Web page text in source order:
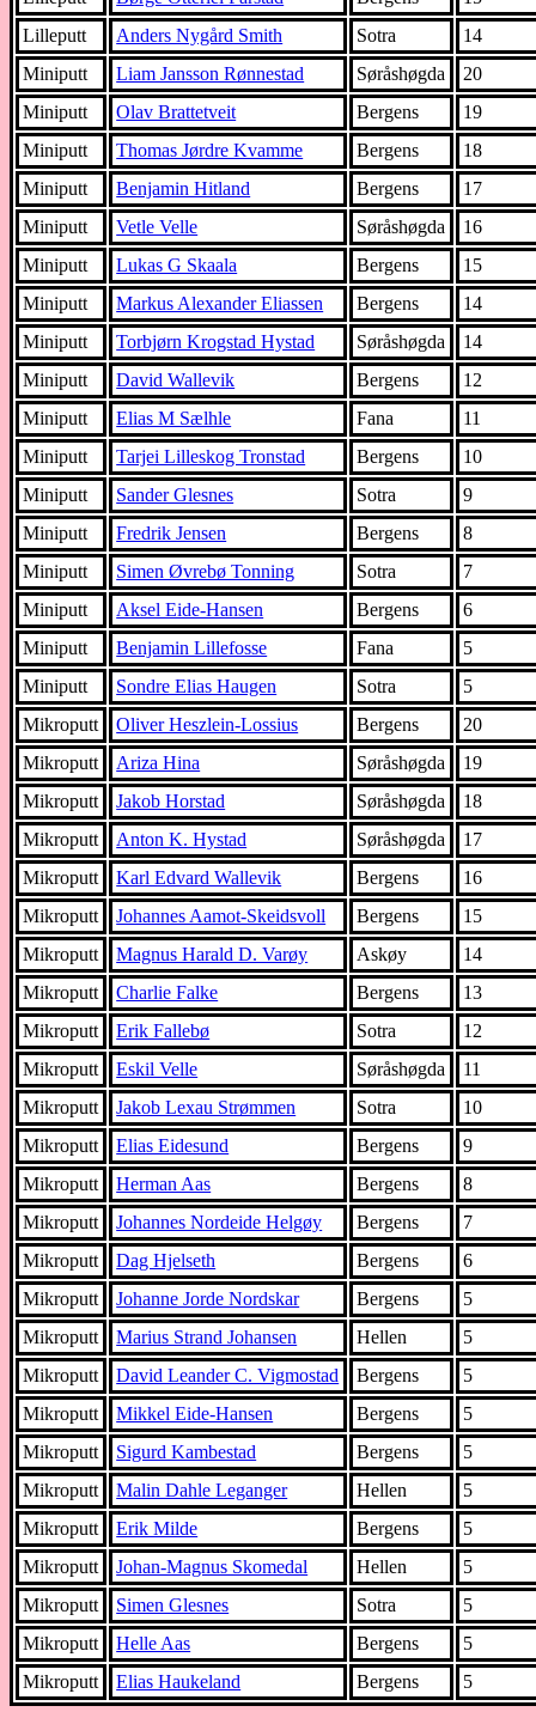
Lilleputt
Anders Nygård Smith Sotra
14
Miniputt
Liam Jansson Rønnestad Søråshøgda
20
Miniputt
Olav Brattetveit Bergens
19
Miniputt
Thomas Jørdre Kvamme Bergens
18
Miniputt
Benjamin Hitland Bergens
17
Miniputt
Vetle Velle Søråshøgda
16
Miniputt
Lukas G Skaala Bergens
15
Miniputt
Markus Alexander Eliassen Bergens
14
Miniputt
Torbjørn Krogstad Hystad Søråshøgda
14
Miniputt
David Wallevik Bergens
12
Miniputt
Elias M Sælhle Fana
11
Miniputt
Tarjei Lilleskog Tronstad Bergens
10
Miniputt
Sander Glesnes Sotra
9
Miniputt
Fredrik Jensen Bergens
8
Miniputt
Simen Øvrebø Tonning Sotra
7
Miniputt
Aksel Eide-Hansen Bergens
6
Miniputt
Benjamin Lillefosse Fana
5
Miniputt
Sondre Elias Haugen Sotra
5
Mikroputt
Oliver Heszlein-Lossius Bergens
20
Mikroputt
Ariza Hina Søråshøgda
19
Mikroputt
Jakob Horstad Søråshøgda
18
Mikroputt
Anton K. Hystad Søråshøgda
17
Mikroputt
Karl Edvard Wallevik Bergens
16
Mikroputt
Johannes Aamot-Skeidsvoll Bergens
15
Mikroputt
Magnus Harald D. Varøy Askøy
14
Mikroputt
Charlie Falke Bergens
13
Mikroputt
Erik Fallebø Sotra
12
Mikroputt
Eskil Velle Søråshøgda
11
Mikroputt
Jakob Lexau Strømmen Sotra
10
Mikroputt
Elias Eidesund Bergens
9
Mikroputt
Herman Aas Bergens
8
Mikroputt
Johannes Nordeide Helgøy Bergens
7
Mikroputt
Dag Hjelseth Bergens
6
Mikroputt
Johanne Jorde Nordskar Bergens
5
Mikroputt
Marius Strand Johansen Hellen
5
Mikroputt
David Leander C. Vigmostad Bergens
5
Mikroputt
Mikkel Eide-Hansen Bergens
5
Mikroputt
Sigurd Kambestad Bergens
5
Mikroputt
Malin Dahle Leganger Hellen
5
Mikroputt
Erik Milde Bergens
5
Mikroputt
Johan-Magnus Skomedal Hellen
5
Mikroputt
Simen Glesnes Sotra
5
Mikroputt
Helle Aas Bergens
5
Mikroputt
Elias Haukeland Bergens 5